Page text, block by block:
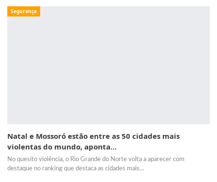
Segurança
Natal e Mossoró estão entre as 50 cidades mais
violentas do mundo, aponta…
No quesito violência, o Rio Grande do Norte volta a aparecer com
destaque no ranking que destaca as cidades mais…